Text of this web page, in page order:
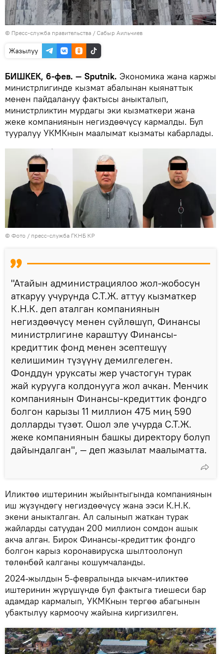
© Пресс-служба правительства / Сабыр Аильчиев
Жазылуу
БИШКЕК, 6-фев. — Sputnik. Экономика жана каржы
министрлигинде кызмат абалынан кыянаттык
менен пайдалануу фактысы аныкталып,
министрликтин мурдагы эки кызматкери жана
жеке компаниянын негиздөөчүсү кармалды. Бул
тууралуу УКМКнын маалымат кызматы кабарлады.
© Фото / пресс-служба ГКНБ КР
"Атайын администрациялоо жол-жобосун
аткаруу учурунда С.Т.Ж. аттуу кызматкер
К.Н.К. деп аталган компаниянын
негиздөөчүсү менен сүйлөшүп, Финансы
министрлигине караштуу Финансы-
кредиттик фонд менен эсептешүү
келишимин түзүүнү демилгелеген.
Фонддун уруксаты жер участогун турак
жай курууга колдонууга жол ачкан. Менчик
компаниянын Финансы-кредиттик фондго
болгон карызы 11 миллион 475 миң 590
долларды түзөт. Ошол эле учурда С.Т.Ж.
жеке компаниянын башкы директору болуп
дайындалган", — деп жазылат маалыматта.
Иликтөө иштеринин жыйынтыгында компаниянын
иш жүзүндөгү негиздөөчүсү жана ээси К.Н.К.
экени аныкталган. Ал салынып жаткан турак
жайларды сатуудан 200 миллион сомдон ашык
акча алган. Бирок Финансы-кредиттик фондго
болгон карыз коронавируска шылтоолонуп
төлөнбөй калганы кошумчаланды.
2024-жылдын 5-февралында ыкчам-иликтөө
иштеринин жүрүшүндө бул фактыга тиешеси бар
адамдар кармалып, УКМКнын тергөө абагынын
убактылуу кармоочу жайына киргизилген.